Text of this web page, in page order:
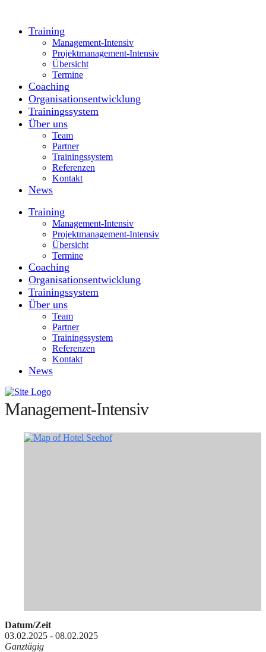
Training
Management-Intensiv
Projektmanagement-Intensiv
Übersicht
Termine
Coaching
Organisationsentwicklung
Trainingssystem
Über uns
Team
Partner
Trainingssystem
Referenzen
Kontakt
News
Training
Management-Intensiv
Projektmanagement-Intensiv
Übersicht
Termine
Coaching
Organisationsentwicklung
Trainingssystem
Über uns
Team
Partner
Trainingssystem
Referenzen
Kontakt
News
Management-Intensiv
Datum/Zeit
03.02.2025 - 08.02.2025
Ganztägig